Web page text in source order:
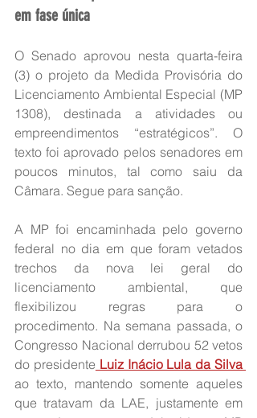
em fase única
O Senado aprovou nesta quarta-feira
(3) o projeto da Medida Provisória do
Licenciamento Ambiental Especial (MP
1308), destinada a atividades ou
empreendimentos “estratégicos”. O
texto foi aprovado pelos senadores em
poucos minutos, tal como saiu da
Câmara. Segue para sanção.
A MP foi encaminhada pelo governo
federal no dia em que foram vetados
trechos da nova lei geral do
licenciamento ambiental, que
flexibilizou regras para o
procedimento. Na semana passada, o
Congresso Nacional derrubou 52 vetos
do presidente Luiz Inácio Lula da Silva
ao texto, mantendo somente aqueles
que tratavam da LAE, justamente em